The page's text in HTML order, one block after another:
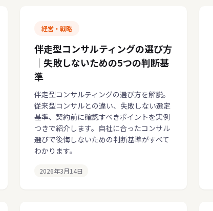
経営・戦略
伴走型コンサルティングの選び方
｜失敗しないための5つの判断基
準
伴走型コンサルティングの選び方を解説。
従来型コンサルとの違い、失敗しない選定
基準、契約前に確認すべきポイントを実例
つきで紹介します。自社に合ったコンサル
選びで後悔しないための判断基準がすべて
わかります。
2026年3月14日